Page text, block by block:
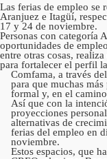
Las ferias de empleo se
Aranjuez e Itagüí,
17 y 24 de noviembre.
Personas con categoría
oportunidades de
entre otras cosas,
para fortalecer el perfil
Comfama, a través
para que muchas
formal y, en el
Así que con la
proyecciones
alternativas de
ferias del empleo en
noviembre.
Estos espacios, que